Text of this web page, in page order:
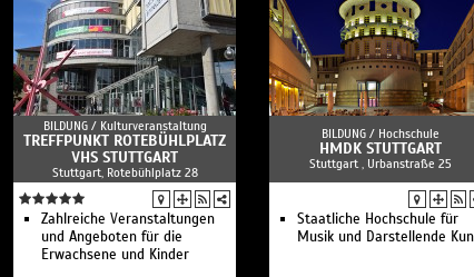
BILDUNG / Kulturveranstaltung
TREFFPUNKT ROTEBÜHLPLATZ
VHS STUTTGART
Stuttgart, Rotebühlplatz 28
Zahlreiche Veranstaltungen
und Angeboten für die
Erwachsene und Kinder
BILDUNG / Hochschule
HMDK STUTTGART
Stuttgart , Urbanstraße 25
Staatliche Hochschule für
Musik und Darstellende